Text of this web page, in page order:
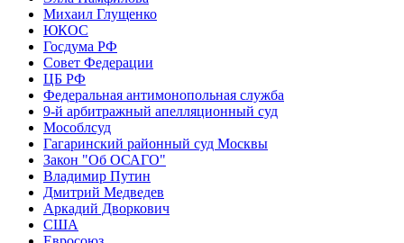
Михаил Глущенко
ЮКОС
Госдума РФ
Совет Федерации
ЦБ РФ
Федеральная антимонопольная служба
9-й арбитражный апелляционный суд
Мособлсуд
Гагаринский районный суд Москвы
Закон "Об ОСАГО"
Владимир Путин
Дмитрий Медведев
Аркадий Дворкович
США